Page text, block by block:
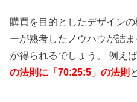
購買を目的としたデザイン
ーが熟考したノウハウが詰
が得られるでしょう。 例え
の法則に「70:25:5」の法則